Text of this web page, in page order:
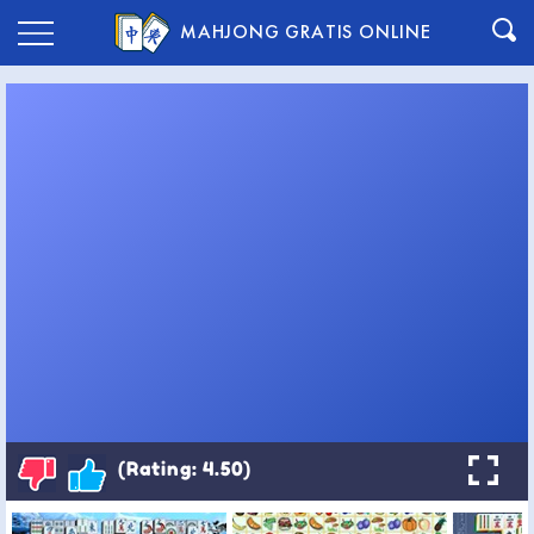
MAHJONG GRATIS ONLINE
(Rating: 4.50)